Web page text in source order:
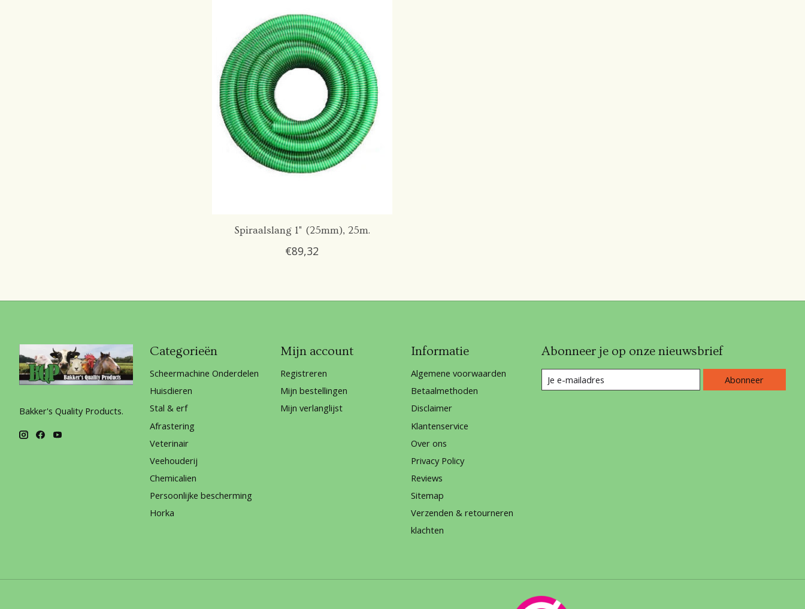
Spiraalslang 1" (25mm), 25m.
€89,32
Bakker's Quality Products.
Categorieën
Scheermachine Onderdelen
Huisdieren
Stal & erf
Afrastering
Veterinair
Veehouderij
Chemicalien
Persoonlijke bescherming
Horka
Mijn account
Registreren
Mijn bestellingen
Mijn verlanglijst
Informatie
Algemene voorwaarden
Betaalmethoden
Disclaimer
Klantenservice
Over ons
Privacy Policy
Reviews
Sitemap
Verzenden & retourneren
klachten
Abonneer je op onze nieuwsbrief
Abonneer